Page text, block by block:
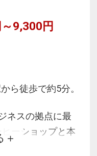
9,300円
ら徒歩で約5分。
ネスの拠点に最
ーショップと本
があります。客